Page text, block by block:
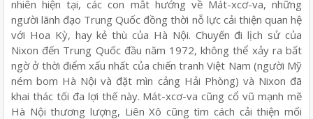
nhiên hiện tại, các con mắt hướng về Mát-xcơ-va, những
người lãnh đạo Trung Quốc đồng thời nỗ lực cải thiện quan hệ
với Hoa Kỳ, hay kẻ thù của Hà Nội. Chuyến đi lịch sử của
Nixon đến Trung Quốc đầu năm 1972, không thể xảy ra bất
ngờ ở thời điểm xấu nhất của chiến tranh Việt Nam (người Mỹ
ném bom Hà Nội và đặt mìn cảng Hải Phòng) và Nixon đã
khai thác tối đa lợi thế này. Mát-xcơ-va cũng cổ vũ mạnh mẽ
Hà Nội thương lượng, Liên Xô cũng tìm cách cải thiện mối